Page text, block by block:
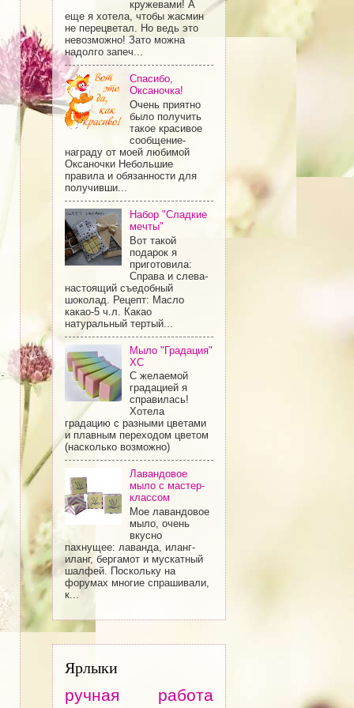
кружевами! А
еще я хотела, чтобы жасмин
не перецветал. Но ведь это
невозможно! Зато можна
надолго запеч...
Спасибо,
Оксаночка!
Очень приятно
было получить
такое красивое
сообщение-
награду от моей любимой
Оксаночки Небольшие
правила и обязанности для
получивши...
Набор "Сладкие
мечты"
Вот такой
подарок я
приготовила:
Справа и слева-
настоящий съедобный
шоколад. Рецепт: Масло
какао-5 ч.л. Какао
натуральный тертый...
Мыло "Градация"
ХС
С желаемой
градацией я
справилась!
Хотела
градацию с разными цветами
и плавным переходом цветом
(насколько возможно)
Лавандовое
мыло с мастер-
классом
Мое лавандовое
мыло, очень
вкусно
пахнущее: лаванда, иланг-
иланг, бергамот и мускатный
шалфей. Поскольку на
форумах многие спрашивали,
к...
Ярлыки
ручная работа